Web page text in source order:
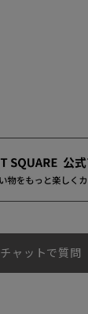
チャットで質問